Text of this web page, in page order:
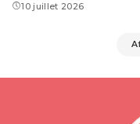
10 juillet 2026